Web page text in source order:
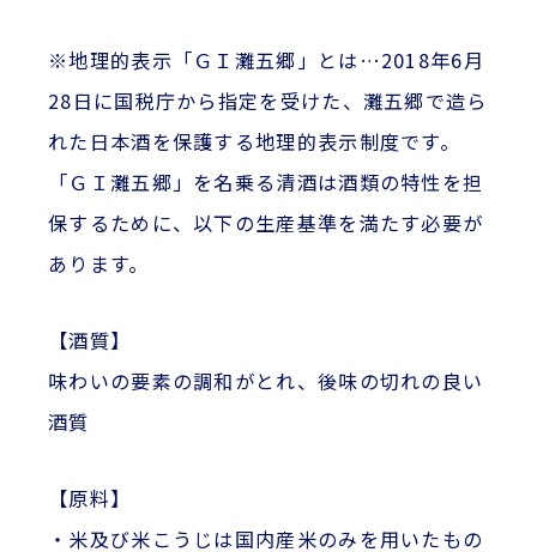
※地理的表示「ＧＩ灘五郷」とは…2018年6月
28日に国税庁から指定を受けた、灘五郷で造ら
れた日本酒を保護する地理的表示制度です。
「ＧＩ灘五郷」を名乗る清酒は酒類の特性を担
保するために、以下の生産基準を満たす必要が
あります。
【酒質】
味わいの要素の調和がとれ、後味の切れの良い
酒質
【原料】
・米及び米こうじは国内産米のみを用いたもの